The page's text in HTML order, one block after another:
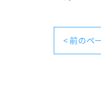
< 前のペ